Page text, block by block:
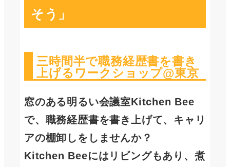
そう」
三時間半で職務経歴書を書き
上げるワークショップ@東京
窓のある明るい会議室Kitchen Bee
で、職務経歴書を書き上げて、キャリ
アの棚卸しをしませんか？
Kitchen Beeにはリビングもあり、煮